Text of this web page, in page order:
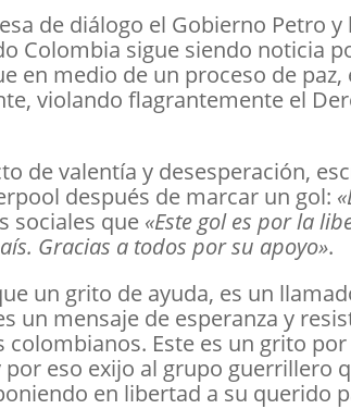
de diálogo el Gobierno Petro
Colombia sigue siendo noticia
en medio de un proceso de paz,
violando flagrantemente el
de valentía y desesperación,
después de marcar un gol:
sociales que «Este gol es por la
Gracias a todos por su apoyo».
un grito de ayuda, es un
un mensaje de esperanza y
colombianos. Este es un grito
eso exijo al grupo guerrillero
en libertad a su querido